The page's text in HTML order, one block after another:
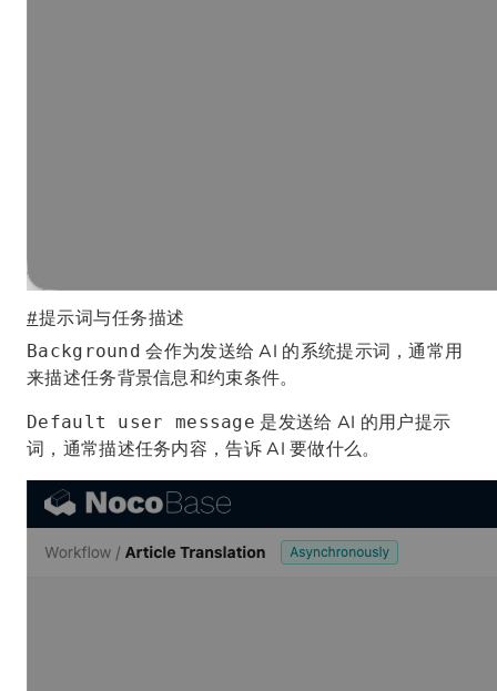
#提示词与任务描述
Background 会作为发送给 AI 的系统提示词，通常用
来描述任务背景信息和约束条件。
Default user message 是发送给 AI 的用户提示
词，通常描述任务内容，告诉 AI 要做什么。